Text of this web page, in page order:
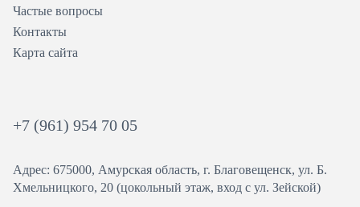
Частые вопросы
Контакты
Карта сайта
+7 (961) 954 70 05
Адрес: 675000, Амурская область, г. Благовещенск, ул. ​Б.
Хмельницкого, 20 (цокольный этаж, вход с ул. Зейской)